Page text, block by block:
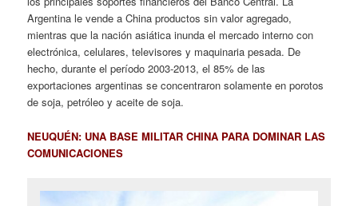
Argentina le vende a China productos sin valor agregado,
mientras que la nación asiática inunda el mercado interno con
electrónica, celulares, televisores y maquinaria pesada. De
hecho, durante el período 2003-2013, el 85% de las
exportaciones argentinas se concentraron solamente en porotos
de soja, petróleo y aceite de soja.
NEUQUÉN: UNA BASE MILITAR CHINA PARA DOMINAR LAS
COMUNICACIONES